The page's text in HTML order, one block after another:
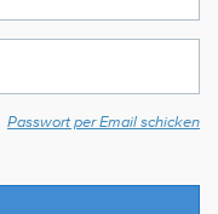
Passwort per Email schicken